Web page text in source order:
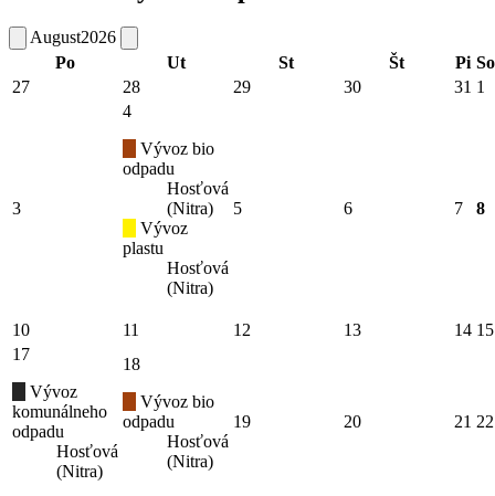
August2026
Po
Ut St Št Pi So
27
28 29 30 31 1
3
4
Vývoz bio
odpadu
Hosťová
(Nitra)
Vývoz
plastu
Hosťová
(Nitra)
5 6 7 8
10 11 12 13 14 15
17
Vývoz
komunálneho
odpadu
Hosťová
(Nitra)
18
Vývoz bio
odpadu
Hosťová
(Nitra)
19 20 21 22